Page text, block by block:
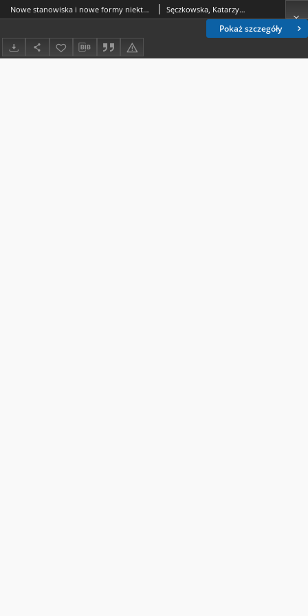
Pokaż szczegóły
Nowe stanowiska i nowe formy niektórych gatunków Thysanoptera Sęczkowska, Katarzyna (1925-2001)